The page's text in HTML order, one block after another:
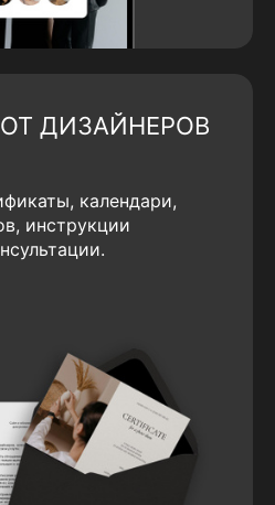
ДИЗАЙНЕРОВ
календари,
инструкции